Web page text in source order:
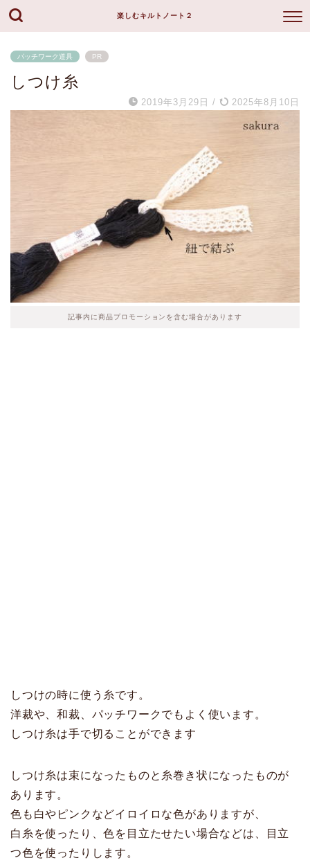
楽しむキルトノート２
パッチワーク道具 PR
しつけ糸
2019年3月29日 / 2025年8月10日
記事内に商品プロモーションを含む場合があります
しつけの時に使う糸です。
洋裁や、和裁、パッチワークでもよく使います。
しつけ糸は手で切ることができます
しつけ糸は束になったものと糸巻き状になったものが
あります。
色も白やピンクなどイロイロな色がありますが、
白糸を使ったり、色を目立たせたい場合などは、目立
つ色を使ったりします。